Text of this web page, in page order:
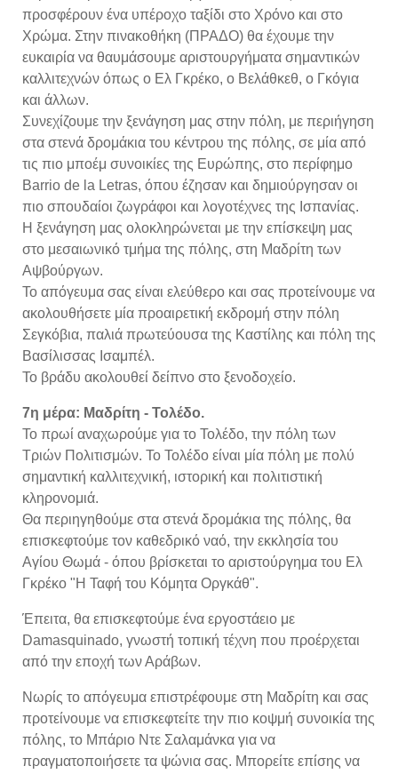
προσφέρουν ένα υπέροχο ταξίδι στο Χρόνο και στο
Χρώμα. Στην πινακοθήκη (ΠΡΑΔΟ) θα έχουμε την
ευκαιρία να θαυμάσουμε αριστουργήματα σημαντικών
καλλιτεχνών όπως ο Ελ Γκρέκο, ο Βελάθκεθ, ο Γκόγια
και άλλων.
Συνεχίζουμε την ξενάγηση μας στην πόλη, με περιήγηση
στα στενά δρομάκια του κέντρου της πόλης, σε μία από
τις πιο μποέμ συνοικίες της Ευρώπης, στο περίφημο
Barrio de la Letras, όπου έζησαν και δημιούργησαν οι
πιο σπουδαίοι ζωγράφοι και λογοτέχνες της Ισπανίας.
Η ξενάγηση μας ολοκληρώνεται με την επίσκεψη μας
στο μεσαιωνικό τμήμα της πόλης, στη Μαδρίτη των
Αψβούργων.
Το απόγευμα σας είναι ελεύθερο και σας προτείνουμε να
ακολουθήσετε μία προαιρετική εκδρομή στην πόλη
Σεγκόβια, παλιά πρωτεύουσα της Καστίλης και πόλη της
Βασίλισσας Ισαμπέλ.
Το βράδυ ακολουθεί δείπνο στο ξενοδοχείο.
7η μέρα: Μαδρίτη - Τολέδο.
Το πρωί αναχωρούμε για το Τολέδο, την πόλη των
Τριών Πολιτισμών. Το Τολέδο είναι μία πόλη με πολύ
σημαντική καλλιτεχνική, ιστορική και πολιτιστική
κληρονομιά.
Θα περιηγηθούμε στα στενά δρομάκια της πόλης, θα
επισκεφτούμε τον καθεδρικό ναό, την εκκλησία του
Αγίου Θωμά - όπου βρίσκεται το αριστούργημα του Ελ
Γκρέκο "Η Ταφή του Κόμητα Οργκάθ".
Έπειτα, θα επισκεφτούμε ένα εργοστάειο με
Damasquinado, γνωστή τοπική τέχνη που προέρχεται
από την εποχή των Αράβων.
Νωρίς το απόγευμα επιστρέφουμε στη Μαδρίτη και σας
προτείνουμε να επισκεφτείτε την πιο κοψμή συνοικία της
πόλης, το Μπάριο Ντε Σαλαμάνκα για να
πραγματοποιήσετε τα ψώνια σας. Μπορείτε επίσης να